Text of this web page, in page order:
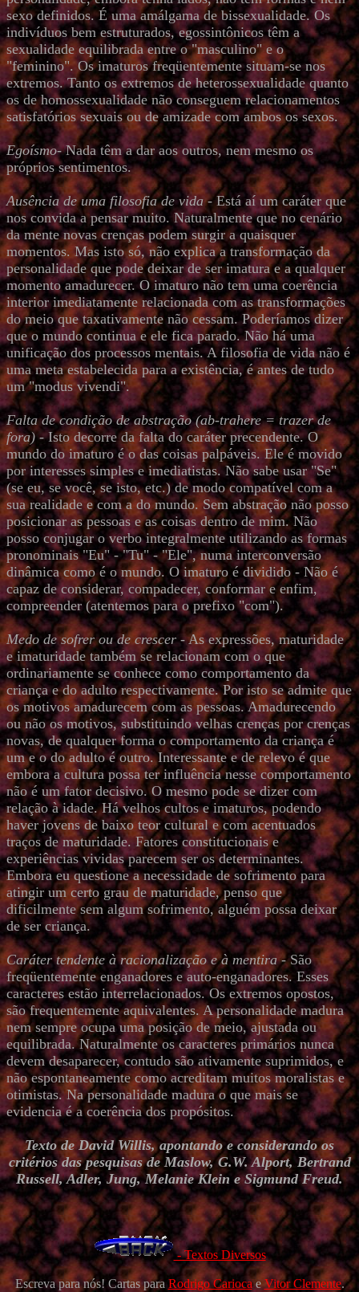
sexo definidos. É uma amálgama de bissexualidade. Os
indivíduos bem estruturados, egossintônicos têm a
sexualidade equilibrada entre o "masculino" e o
"feminino". Os imaturos freqüentemente situam-se nos
extremos. Tanto os extremos de heterossexualidade quanto
os de homossexualidade não conseguem relacionamentos
satisfatórios sexuais ou de amizade com ambos os sexos.
Egoísmo- Nada têm a dar aos outros, nem mesmo os
próprios sentimentos.
Ausência de uma filosofia de vida- Está aí um caráter que
nos convida a pensar muito. Naturalmente que no cenário
da mente novas crenças podem surgir a quaisquer
momentos. Mas isto só, não explica a transformação da
personalidade que pode deixar de ser imatura e a qualquer
momento amadurecer. O imaturo não tem uma coerência
interior imediatamente relacionada com as transformações
do meio que taxativamente não cessam. Poderíamos dizer
que o mundo continua e ele fica parado. Não há uma
unificação dos processos mentais. A filosofia de vida não é
uma meta estabelecida para a existência, é antes de tudo
um "modus vivendi".
Falta de condição de abstração (ab-trahere = trazer de
fora)- Isto decorre da falta do caráter precendente. O
mundo do imaturo é o das coisas palpáveis. Ele é movido
por interesses simples e imediatistas. Não sabe usar "Se"
(se eu, se você, se isto, etc.) de modo compatível com a
sua realidade e com a do mundo. Sem abstração não posso
posicionar as pessoas e as coisas dentro de mim. Não
posso conjugar o verbo integralmente utilizando as formas
pronominais "Eu" - "Tu" - "Ele", numa interconversão
dinâmica como é o mundo. O imaturo é dividido - Não é
capaz de considerar, compadecer, conformar e enfim,
compreender (atentemos para o prefixo "com").
Medo de sofrer ou de crescer - As expressões, maturidade
e imaturidade também se relacionam com o que
ordinariamente se conhece como comportamento da
criança e do adulto respectivamente. Por isto se admite que
os motivos amadurecem com as pessoas. Amadurecendo
ou não os motivos, substituindo velhas crenças por crenças
novas, de qualquer forma o comportamento da criança é
um e o do adulto é outro. Interessante e de relevo é que
embora a cultura possa ter influência nesse comportamento
não é um fator decisivo. O mesmo pode se dizer com
relação à idade. Há velhos cultos e imaturos, podendo
haver jovens de baixo teor cultural e com acentuados
traços de maturidade. Fatores constitucionais e
experiências vividas parecem ser os determinantes.
Embora eu questione a necessidade de sofrimento para
atingir um certo grau de maturidade, penso que
dificilmente sem algum sofrimento, alguém possa deixar
de ser criança.
Caráter tendente à racionalização e à mentira- São
freqüentemente enganadores e auto-enganadores. Esses
caracteres estão interrelacionados. Os extremos opostos,
são frequentemente aquivalentes. A personalidade madura
nem sempre ocupa uma posição de meio, ajustada ou
equilibrada. Naturalmente os caracteres primários nunca
devem desaparecer, contudo são ativamente suprimidos, e
não espontaneamente como acreditam muitos moralistas e
otimistas. Na personalidade madura o que mais se
evidencia é a coerência dos propósitos.
Texto de David Willis, apontando e considerando os
critérios das pesquisas de Maslow, G.W. Alport, Bertrand
Russell, Adler, Jung, Melanie Klein e Sigmund Freud.
- Textos Diversos
Escreva para nós! Cartas para Rodrigo Cariocae Vitor Clemente.